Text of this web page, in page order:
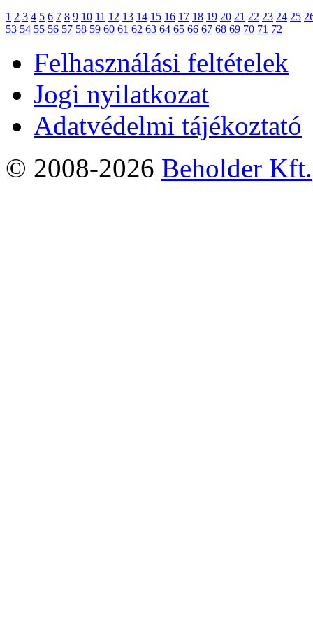
1 2 3 4 5 6 7 8 9 10 11 12 13 14 15 16 17 18 19 20 21 22 23 24 25
53 54 55 56 57 58 59 60 61 62 63 64 65 66 67 68 69 70 71 72
Felhasználási feltételek
Jogi nyilatkozat
Adatvédelmi tájékoztató
© 2008-2026 Beholder Kft.